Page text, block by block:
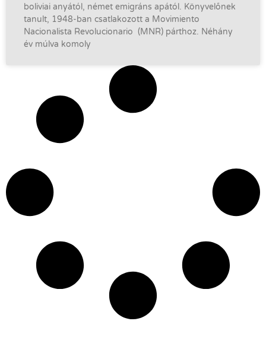
boliviai anyától, német emigráns apától. Könyvelőnek
tanult, 1948-ban csatlakozott a Movimiento
Nacionalista Revolucionario (MNR) párthoz. Néhány
év múlva komoly